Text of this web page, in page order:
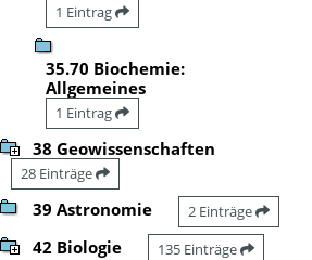
1 Eintrag
35.70 Biochemie:
Allgemeines
1 Eintrag
38 Geowissenschaften
28 Einträge
39 Astronomie 2 Einträge
42 Biologie 135 Einträge